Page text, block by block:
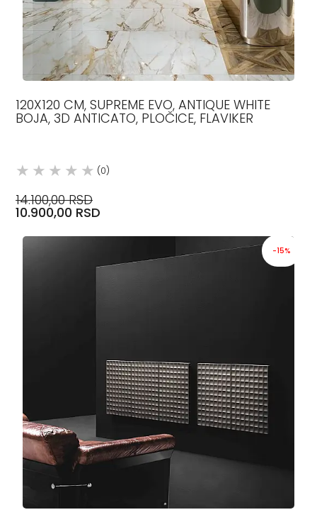
120X120 CM, SUPREME EVO, ANTIQUE WHITE
BOJA, 3D ANTICATO, PLOČICE, FLAVIKER
(0)
14.100,00 RSD
10.900,00 RSD
-15%